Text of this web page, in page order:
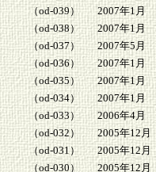
（od-039）
2007年1月
（od-038）
2007年1月
（od-037）
2007年5月
（od-036）
2007年1月
（od-035）
2007年1月
（od-034）
2007年1月
（od-033）
2006年4月
（od-032）
2005年12月
（od-031）
2005年12月
（od-030）
2005年12月